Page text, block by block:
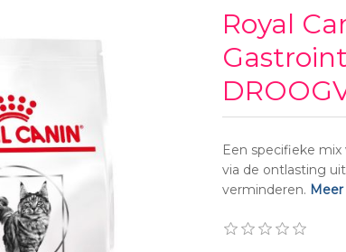
Royal
Een specifieke
via de ontlasting
verminderen.